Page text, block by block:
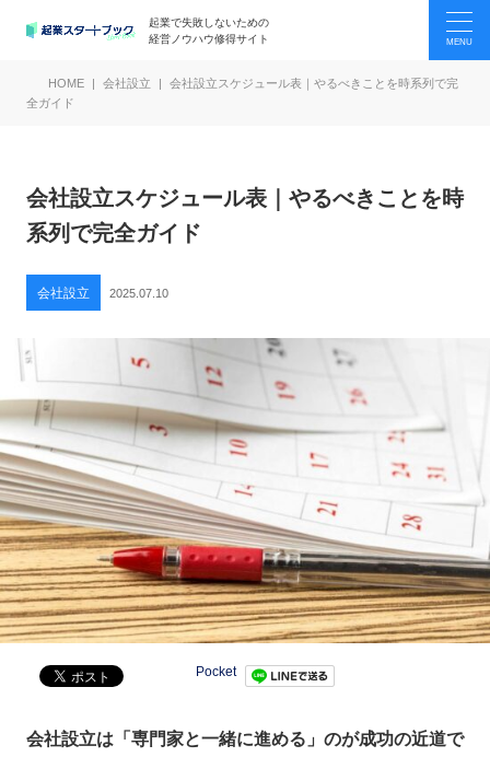
起業で失敗しないための
経営ノウハウ修得サイト
HOME 会社設立
会社設立スケジュール表｜やるべきことを時系列で完
全ガイド
会社設立スケジュール表｜やるべきことを時
系列で完全ガイド
会社設立 2025.07.10
Pocket
会社設立は「専門家と一緒に進める」のが成功の近道で